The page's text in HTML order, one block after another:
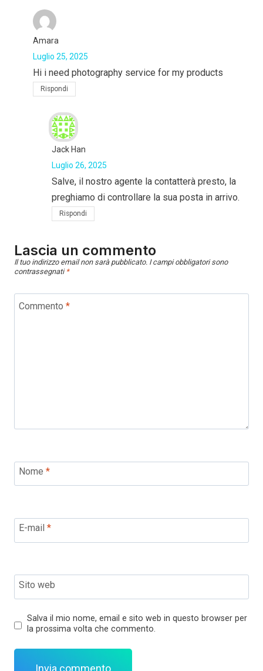
Amara
Luglio 25, 2025
Hi i need photography service for my products
Rispondi
Jack Han
Luglio 26, 2025
Salve, il nostro agente la contatterà presto, la
preghiamo di controllare la sua posta in arrivo.
Rispondi
Lascia un commento
Il tuo indirizzo email non sarà pubblicato. I campi obbligatori sono
contrassegnati *
Commento *
Nome *
E-mail *
Sito web
Salva il mio nome, email e sito web in questo browser per
la prossima volta che commento.